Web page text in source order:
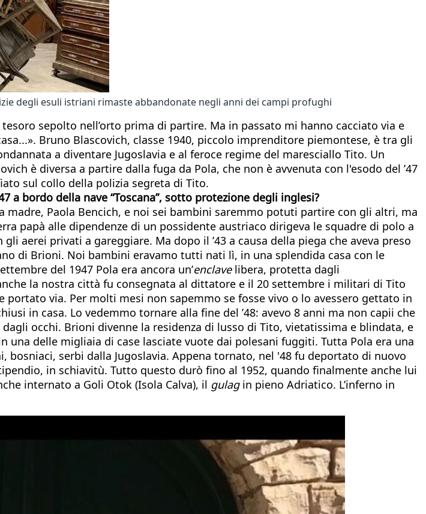
degli esuli istriani rimaste abbandonate negli anni dei campi profughi
sepolto nell’orto prima di partire. Ma in passato mi hanno cacciato via e
Bruno Blascovich, classe 1940, piccolo imprenditore piemontese, è tra gli
a diventare Jugoslavia e al feroce regime del maresciallo Tito. Un
è diversa a partire dalla fuga da Pola, che non è avvenuta con l'esodo del ’47
sul collo della polizia segreta di Tito.
a bordo della nave “Toscana”, sotto protezione degli inglesi?
Paola Bencich, e noi sei bambini saremmo potuti partire con gli altri, ma
papà alle dipendenze di un possidente austriaco dirigeva le squadre di polo a
aerei privati a gareggiare. Ma dopo il ’43 a causa della piega che aveva preso
di Brioni. Noi bambini eravamo tutti nati lì, in una splendida casa con le
del 1947 Pola era ancora un’enclavelibera, protetta dagli
la nostra città fu consegnata al dittatore e il 20 settembre i militari di Tito
via. Per molti mesi non sapemmo se fosse vivo o lo avessero gettato in
in casa. Lo vedemmo tornare alla fine del ’48: avevo 8 anni ma non capii che
occhi. Brioni divenne la residenza di lusso di Tito, vietatissima e blindata, e
delle migliaia di case lasciate vuote dai polesani fuggiti. Tutta Pola era una
serbi dalla Jugoslavia. Appena tornato, nel '48 fu deportato di nuovo
in schiavitù. Tutto questo durò fino al 1952, quando finalmente anche lui
internato a Goli Otok (Isola Calva), il gulag in pieno Adriatico. L’inferno in